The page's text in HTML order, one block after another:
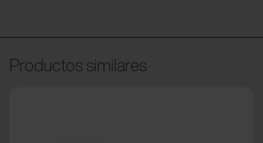
Productos similares